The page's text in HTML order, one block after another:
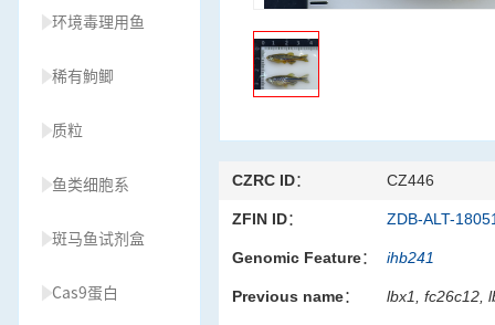
环境毒理用鱼
稀有鮈鲫
质粒
鱼类细胞系
斑马鱼试剂盒
Cas9蛋白
CZRC ID： CZ446
ZFIN ID： ZDB-ALT-
Genomic Feature： ihb241
Previous name： lbx1, fc26c12,